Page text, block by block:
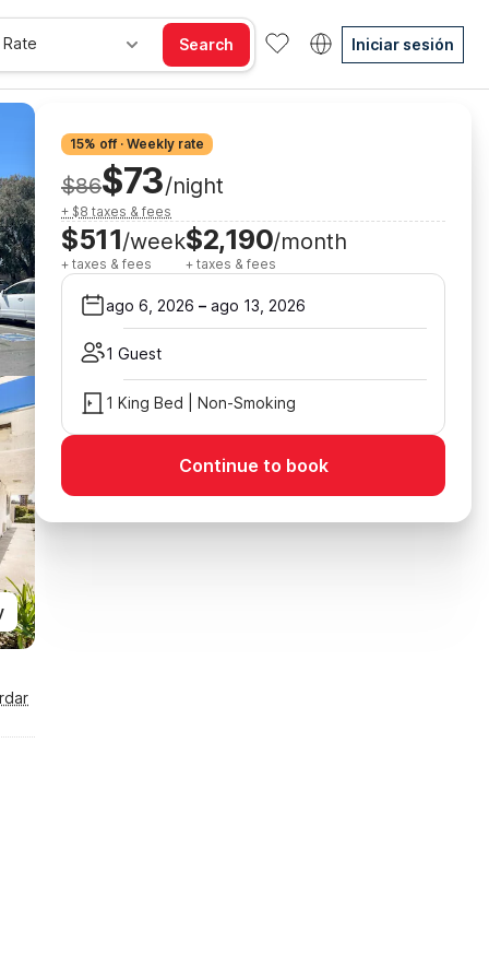
Search Iniciar sesión
15% off · Weekly rate
$86$73/night
+ $8 taxes & fees
$511/week
+ taxes & fees
$2,190/month
+ taxes & fees
ago 6, 2026 – ago 13, 2026
1 Guest
1 King Bed | Non-Smoking
Continue to book